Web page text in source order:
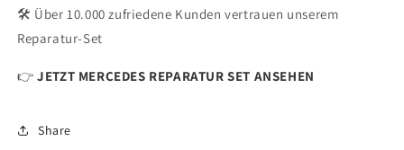
🛠 Über 10.000 zufriedene Kunden vertrauen unserem
Reparatur-Set
👉JETZT MERCEDES REPARATUR SET ANSEHEN
Share